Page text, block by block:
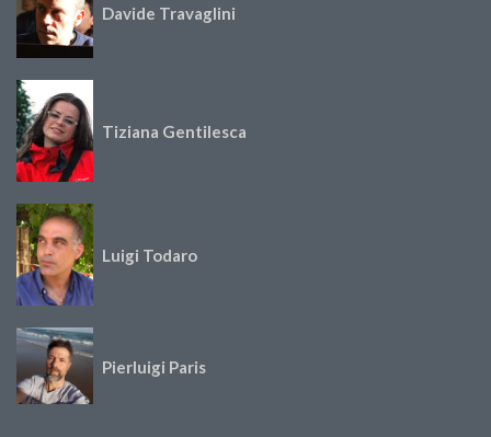
Davide Travaglini
Tiziana Gentilesca
Luigi Todaro
Pierluigi Paris